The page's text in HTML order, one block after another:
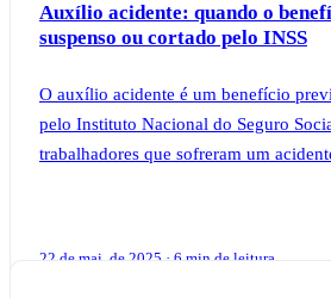
Auxílio acidente: quando o
suspenso ou cortado pelo INSS
O auxílio acidente é um benefício
pelo Instituto Nacional do Seguro
trabalhadores que sofreram um
22 de mai. de 2025 · 6 min de leitura